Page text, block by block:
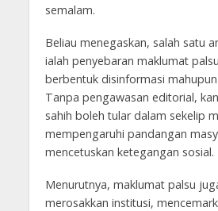
semalam.
Beliau menegaskan, salah satu
ialah penyebaran maklumat
berbentuk disinformasi
Tanpa pengawasan editorial,
sahih boleh tular dalam sekelip
mempengaruhi pandangan
mencetuskan ketegangan sosial.
Menurutnya, maklumat palsu
merosakkan institusi,